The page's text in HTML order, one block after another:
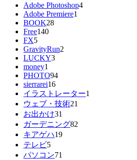
Adobe Photoshop4
Adobe Premiere1
BOOK28
Free140
FX5
GravityRun2
LUCKY3
money1
PHOTO94
sierrarei16
イラストレーター1
ウェブ・技術21
お出かけ31
ガーデニング82
キアゲハ19
テレビ5
パソコン71